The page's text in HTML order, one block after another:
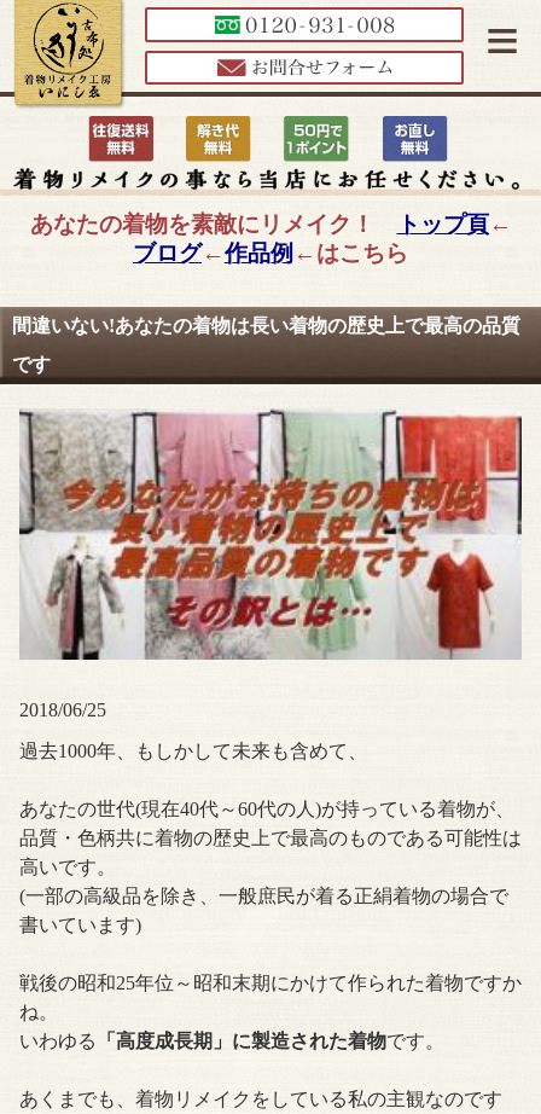
≡
あなたの着物を素敵にリメイク！ トップ頁←
ブログ←作品例 ←はこちら
間違いない!あなたの着物は長い着物の歴史上で最高の品質
です
2018/06/25
過去1000年、もしかして未来も含めて、
あなたの世代(現在40代～60代の人)が持っている着物が、
品質・色柄共に着物の歴史上で最高のものである可能性は
高いです。
(一部の高級品を除き、一般庶民が着る正絹着物の場合で
書いています)
戦後の昭和25年位～昭和末期にかけて作られた着物ですか
ね。
いわゆる
「高度成長期」に製造された着物です。
あくまでも、着物リメイクをしている私の主観なのです